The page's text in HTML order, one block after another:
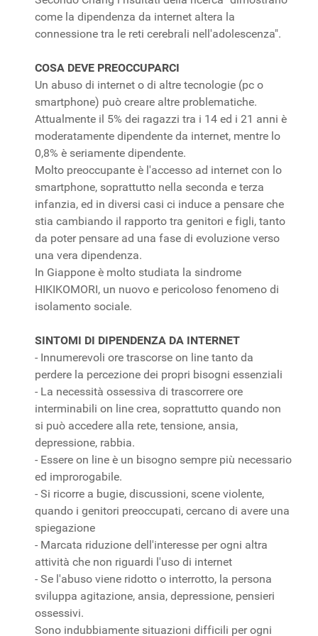
come la dipendenza da internet altera la
connessione tra le reti cerebrali nell'adolescenza".
COSA DEVE PREOCCUPARCI
Un abuso di internet o di altre tecnologie (pc o
smartphone) può creare altre problematiche.
Attualmente il 5% dei ragazzi tra i 14 ed i 21 anni è
moderatamente dipendente da internet, mentre lo
0,8% è seriamente dipendente.
Molto preoccupante è l'accesso ad internet con lo
smartphone, soprattutto nella seconda e terza
infanzia, ed in diversi casi ci induce a pensare che
stia cambiando il rapporto tra genitori e figli, tanto
da poter pensare ad una fase di evoluzione verso
una vera dipendenza.
In Giappone è molto studiata la sindrome
HIKIKOMORI, un nuovo e pericoloso fenomeno di
isolamento sociale.
SINTOMI DI DIPENDENZA DA INTERNET
- Innumerevoli ore trascorse on line tanto da
perdere la percezione dei propri bisogni essenziali
- La necessità ossessiva di trascorrere ore
interminabili on line crea, soprattutto quando non
si può accedere alla rete, tensione, ansia,
depressione, rabbia.
- Essere on line è un bisogno sempre più necessario
ed improrogabile.
- Si ricorre a bugie, discussioni, scene violente,
quando i genitori preoccupati, cercano di avere una
spiegazione
- Marcata riduzione dell'interesse per ogni altra
attività che non riguardi l'uso di internet
- Se l'abuso viene ridotto o interrotto, la persona
sviluppa agitazione, ansia, depressione, pensieri
ossessivi.
Sono indubbiamente situazioni difficili per ogni